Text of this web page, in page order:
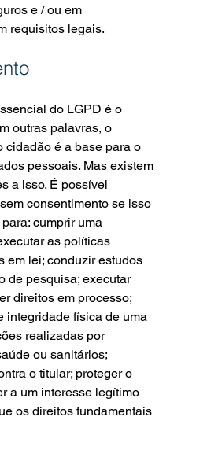
e / ou em
requisitos legais.
do LGPD é o
outras palavras, o
cidadão é a base para o
pessoais. Mas existem
a isso. É possível
consentimento se isso
cumprir uma
as políticas
em lei; conduzir estudos
de pesquisa; executar
direitos em processo;
integridade física de uma
realizadas por
ou sanitários;
o titular; proteger o
a um interesse legítimo
os direitos fundamentais